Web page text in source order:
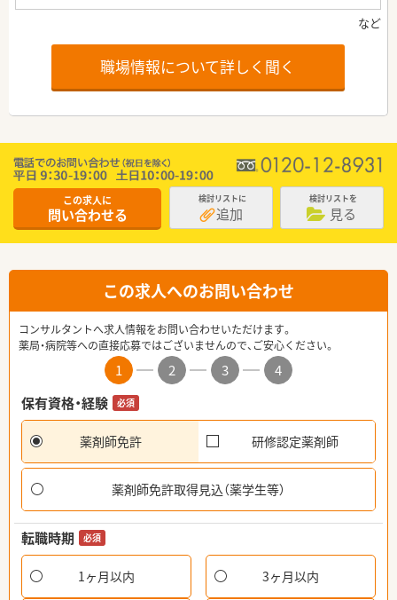
職場情報について詳しく聞く
この求人に
問い合わせる
検討リストに
追加
検討リストを
見る
この求人へのお問い合わせ
コンサルタントへ求人情報をお問い合わせいただけます。
薬局・病院等への直接応募ではございませんので、ご安心ください。
1 2 3
4
保有資格・経験
必須
薬剤師免許 研修認定薬剤師
薬剤師免許取得見込（薬学生等）
転職時期 必須
1ヶ月以内 3ヶ月以内